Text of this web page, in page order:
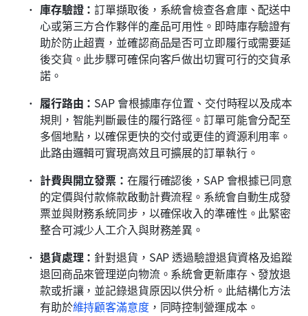
庫存驗證：訂單擷取後，系統會檢查各倉庫、配送中
心或第三方合作夥伴的產品可用性。即時庫存驗證有
助於防止超賣，並確認商品是否可立即履行或需要延
後交貨。此步驟可確保向客戶做出切實可行的交貨承
諾。
履行路由： SAP 會根據庫存位置、交付時程以及成本
規則，智能判斷最佳的履行路徑。訂單可能會分配至
多個地點，以確保更快的交付或更佳的資源利用率。
此路由邏輯可實現高效且可擴展的訂單執行。
計費與開立發票： 在履行確認後，SAP 會根據已同意
的定價與付款條款啟動計費流程。系統會自動生成發
票並與財務系統同步，以確保收入的準確性。此緊密
整合可減少人工介入與財務差異。
退貨處理： 針對退貨，SAP 透過驗證退貨資格及追蹤
退回商品來管理逆向物流。系統會更新庫存、發放退
款或折讓，並記錄退貨原因以供分析。此結構化方法
有助於維持顧客滿意度，同時控制營運成本。